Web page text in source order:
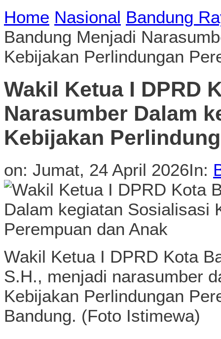
Home Nasional Bandung
Bandung Menjadi
Kebijakan Perlindungan
Wakil Ketua I DPRD
Narasumber Dalam
Kebijakan
on: Jumat, 24 April 2026In:
Wakil Ketua I DPRD Kota
S.H., menjadi narasumber
Kebijakan Perlindungan
Bandung. (Foto Istimewa)